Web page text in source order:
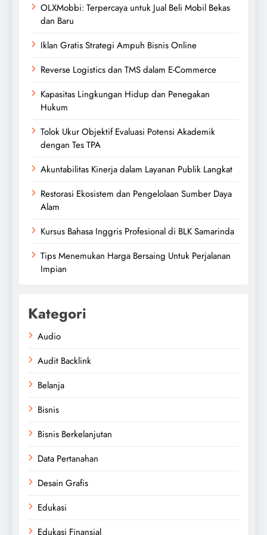
OLXMobbi: Terpercaya untuk Jual Beli Mobil Bekas
dan Baru
Iklan Gratis Strategi Ampuh Bisnis Online
Reverse Logistics dan TMS dalam E-Commerce
Kapasitas Lingkungan Hidup dan Penegakan
Hukum
Tolok Ukur Objektif Evaluasi Potensi Akademik
dengan Tes TPA
Akuntabilitas Kinerja dalam Layanan Publik Langkat
Restorasi Ekosistem dan Pengelolaan Sumber Daya
Alam
Kursus Bahasa Inggris Profesional di BLK Samarinda
Tips Menemukan Harga Bersaing Untuk Perjalanan
Impian
Kategori
Audio
Audit Backlink
Belanja
Bisnis
Bisnis Berkelanjutan
Data Pertanahan
Desain Grafis
Edukasi
Edukasi Finansial